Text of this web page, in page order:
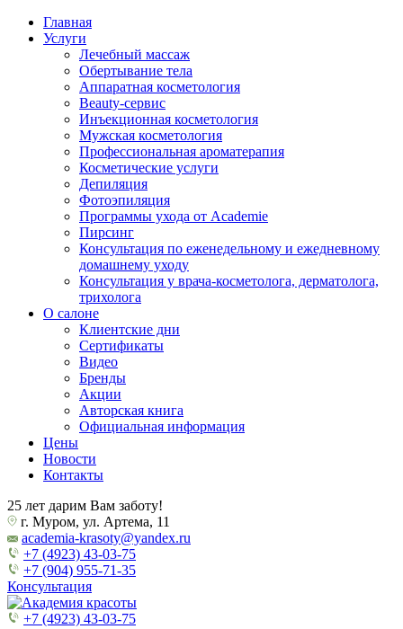
Главная
Услуги
Лечебный массаж
Обертывание тела
Аппаратная косметология
Beauty-сервис
Инъекционная косметология
Мужская косметология
Профессиональная ароматерапия
Косметические услуги
Депиляция
Фотоэпиляция
Программы ухода от Academie
Пирсинг
Консультация по еженедельному и ежедневному
домашнему уходу
Консультация у врача-косметолога, дерматолога,
трихолога
О салоне
Клиентские дни
Сертификаты
Видео
Бренды
Акции
Авторская книга
Официальная информация
Цены
Новости
Контакты
25 лет дарим Вам заботу!
г. Муром, ул. Артема, 11
academia-krasoty@yandex.ru
+7 (4923) 43-03-75
+7 (904) 955-71-35
Консультация
+7 (4923) 43-03-75